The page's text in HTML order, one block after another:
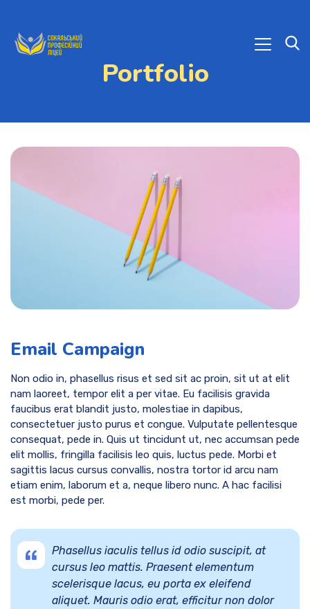
Portfolio
Email Campaign
Non odio in, phasellus risus et sed sit ac proin, sit ut at elit
nam laoreet, tempor elit a per vitae. Eu facilisis gravida
faucibus erat blandit justo, molestiae in dapibus,
consectetuer justo purus et congue. Vulputate pellentesque
consequat, pede in. Quis ut tincidunt ut, nec accumsan pede
elit mollis, fringilla facilisis leo quis, luctus pede. Morbi et
sagittis lacus cursus convallis, nostra tortor id arcu nam
etiam enim, laborum et a, neque libero nunc. A hac facilisi
est morbi, pede per.
Phasellus iaculis tellus id odio suscipit, at
cursus leo mattis. Praesent elementum
scelerisque lacus, eu porta ex eleifend
aliquet. Mauris odio erat, efficitur non dolor